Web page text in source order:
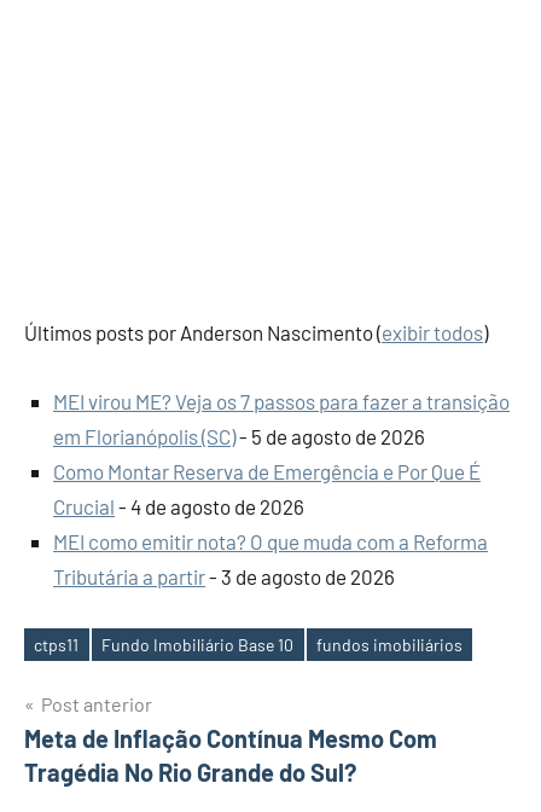
Últimos posts por Anderson Nascimento(exibir todos)
MEI virou ME? Veja os 7 passos para fazer a transição
em Florianópolis (SC)- 5 de agosto de 2026
Como Montar Reserva de Emergência e Por Que É
Crucial - 4 de agosto de 2026
MEI como emitir nota? O que muda com a Reforma
Tributária a partir- 3 de agosto de 2026
Tags
ctps11 Fundo Imobiliário Base 10 fundos imobiliários
Navegação
de
Post anterior
Meta de Inflação Contínua Mesmo Com
Tragédia No Rio Grande do Sul?